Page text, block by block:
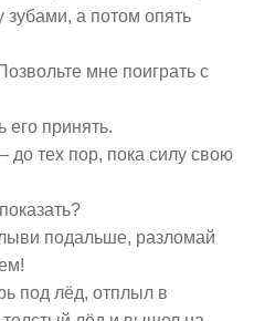
зубами, а потом опять
мне поиграть с
его принять.
тех пор, пока силу свою
подальше, разломай
под лёд, отплыл в